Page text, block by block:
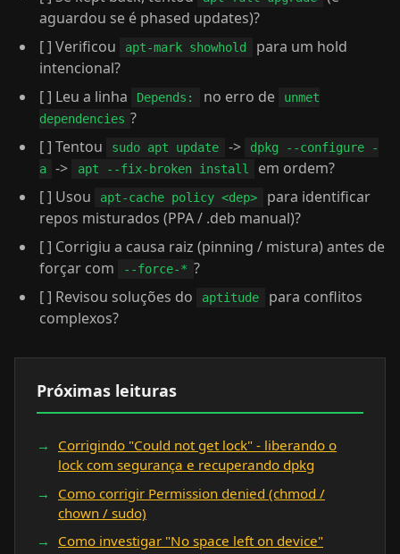
aguardou se é phased updates)?
[ ] Verificou
apt-mark showhold
para um hold
intencional?
[ ] Leu a linha
Depends: no erro de
unmet
dependencies ?
[ ] Tentou
sudo apt update ->
dpkg --configure -
a
-> apt --fix-broken install
em ordem?
[ ] Usou
apt-cache policy <dep>
para identificar
repos misturados (PPA / .deb manual)?
[ ] Corrigiu a causa raiz (pinning / mistura) antes de
forçar com
--force-* ?
[ ] Revisou soluções do
aptitude
para conflitos
complexos?
Próximas leituras
Corrigindo "Could not get lock" - liberando o
lock com segurança e recuperando dpkg
Como corrigir Permission denied (chmod /
chown / sudo)
Como investigar "No space left on device"